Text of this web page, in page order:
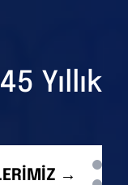
45 Yıllık
→